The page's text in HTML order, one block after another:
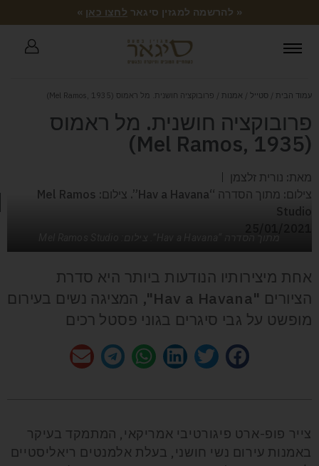
« להרשמה למגזין סיגאר לחצו כאן »
עמוד הבית / סטייל / אמנות / פרובוקציה חושנית. מל ראמוס (Mel Ramos, 1935)
פרובוקציה חושנית. מל ראמוס
(Mel Ramos, 1935)
מאת: נורית זלצמן
צילום: מתוך הסדרה “Hav a Havana”. צילום: Mel Ramos
Studio
מתוך הסדרה “Hav a Havana”. צילום: Mel Ramos Studio
אחת מיצירותיו הנודעות ביותר היא סדרת
הציורים "Hav a Havana", המציגה נשים בעירום
מופשט על גבי סיגרים בגוני פסטל רכים
צייר פופ-ארט פיגורטיבי אמריקאי, המתמקד בעיקר
באמנות עירום נשי חושני, בעלת אלמנטים ריאליסטיים